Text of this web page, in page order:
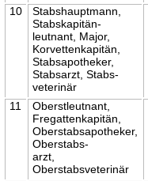
10
Stabshauptmann,
Stabskapitän-
leutnant, Major,
Korvettenkapitän,
Stabsapotheker,
Stabsarzt, Stabs-
veterinär
11
Oberstleutnant,
Fregattenkapitän,
Oberstabsapotheker,
Oberstabs-
arzt,
Oberstabsveterinär